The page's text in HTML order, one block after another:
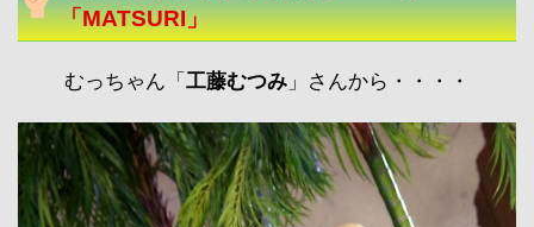
「MATSURI」
むっちゃん「 工藤むつみ 」さんから・・・・